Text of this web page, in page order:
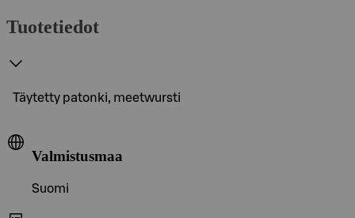
Tuotetiedot
Täytetty patonki, meetwursti
Valmistusmaa
Suomi